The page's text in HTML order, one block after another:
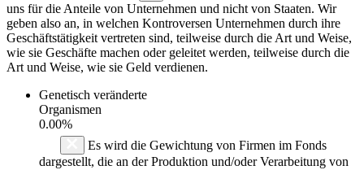
uns für die Anteile von Unternehmen und nicht von Staaten. Wir
geben also an, in welchen Kontroversen Unternehmen durch ihre
Geschäftstätigkeit vertreten sind, teilweise durch die Art und Weise,
wie sie Geschäfte machen oder geleitet werden, teilweise durch die
Art und Weise, wie sie Geld verdienen.
Genetisch veränderte
Organismen
0.00%
Es wird die Gewichtung von Firmen im Fonds
dargestellt, die an der Produktion und/oder Verarbeitung von